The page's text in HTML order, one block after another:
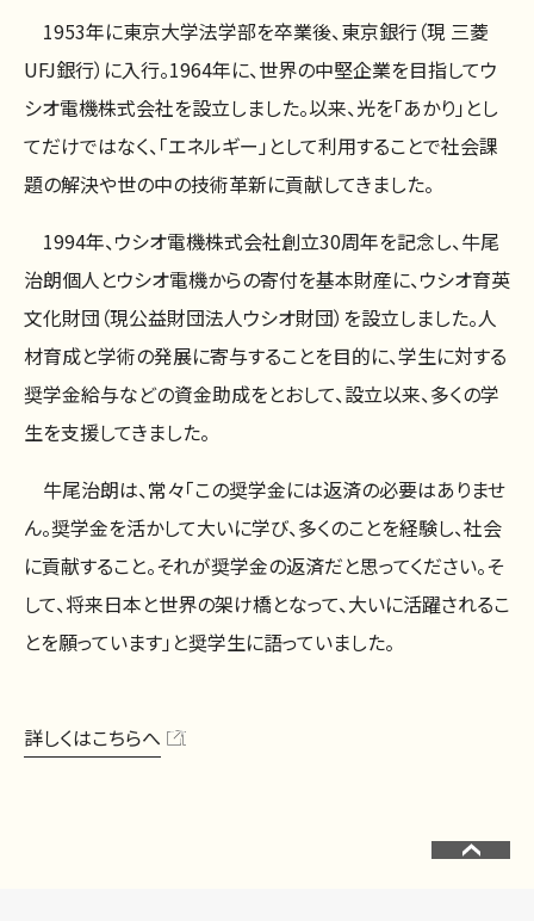
1953年に東京大学法学部を卒業後、東京銀行（現 三菱
UFJ銀行）に入行。1964年に、世界の中堅企業を目指してウ
シオ電機株式会社を設立しました。以来、光を「あかり」とし
てだけではなく、「エネルギー」として利用することで社会課
題の解決や世の中の技術革新に貢献してきました。
1994年、ウシオ電機株式会社創立30周年を記念し、牛尾
治朗個人とウシオ電機からの寄付を基本財産に、ウシオ育英
文化財団（現公益財団法人ウシオ財団）を設立しました。人
材育成と学術の発展に寄与することを目的に、学生に対する
奨学金給与などの資金助成をとおして、設立以来、多くの学
生を支援してきました。
牛尾治朗は、常々「この奨学金には返済の必要はありませ
ん。奨学金を活かして大いに学び、多くのことを経験し、社会
に貢献すること。それが奨学金の返済だと思ってください。そ
して、将来日本と世界の架け橋となって、大いに活躍されるこ
とを願っています」と奨学生に語っていました。
詳しくはこちらへ